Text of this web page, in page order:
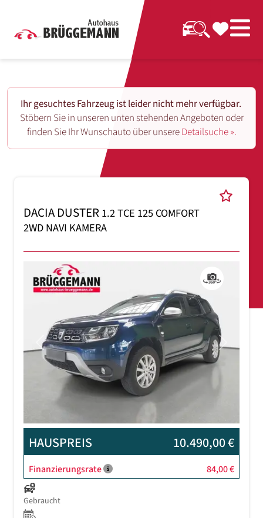
Ihr gesuchtes Fahrzeug ist leider nicht mehr verfügbar.
Stöbern Sie in unseren unten stehenden Angeboten oder
finden Sie Ihr Wunschauto über unsereDetailsuche ».
DACIA DUSTER1.2 TCE 125 COMFORT
2WD NAVI KAMERA
Previous Next
HAUSPREIS 10.490,00 €
Finanzierungsrate 84,00 €
Gebraucht